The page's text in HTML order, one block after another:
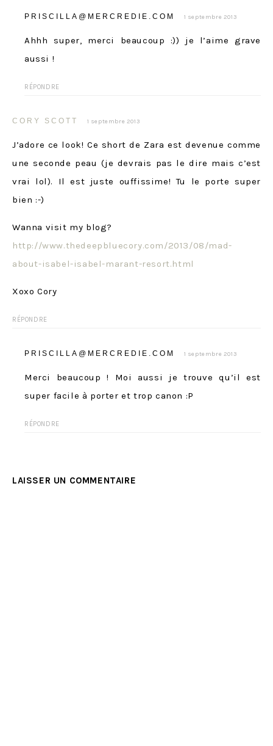
PRISCILLA@MERCREDIE.COM 1 septembre 2013
Ahhh super, merci beaucoup :)) je l’aime grave
aussi !
RÉPONDRE
CORY SCOTT 1 septembre 2013
J’adore ce look! Ce short de Zara est devenue comme
une seconde peau (je devrais pas le dire mais c’est
vrai lol). Il est juste ouffissime! Tu le porte super
bien :-)
Wanna visit my blog?
http://www.thedeepbluecory.com/2013/08/mad-
about-isabel-isabel-marant-resort.html
Xoxo Cory
RÉPONDRE
PRISCILLA@MERCREDIE.COM 1 septembre 2013
Merci beaucoup ! Moi aussi je trouve qu’il est
super facile à porter et trop canon :P
RÉPONDRE
LAISSER UN COMMENTAIRE